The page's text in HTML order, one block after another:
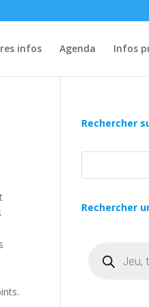
infos Agenda Infos
Rechercher
Rechercher
produits